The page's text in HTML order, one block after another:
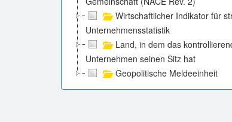
Wirtschaftlicher Indikator für
Unternehmensstatistik
Land, in dem das
Unternehmen seinen Sitz hat
Geopolitische Meldeeinheit